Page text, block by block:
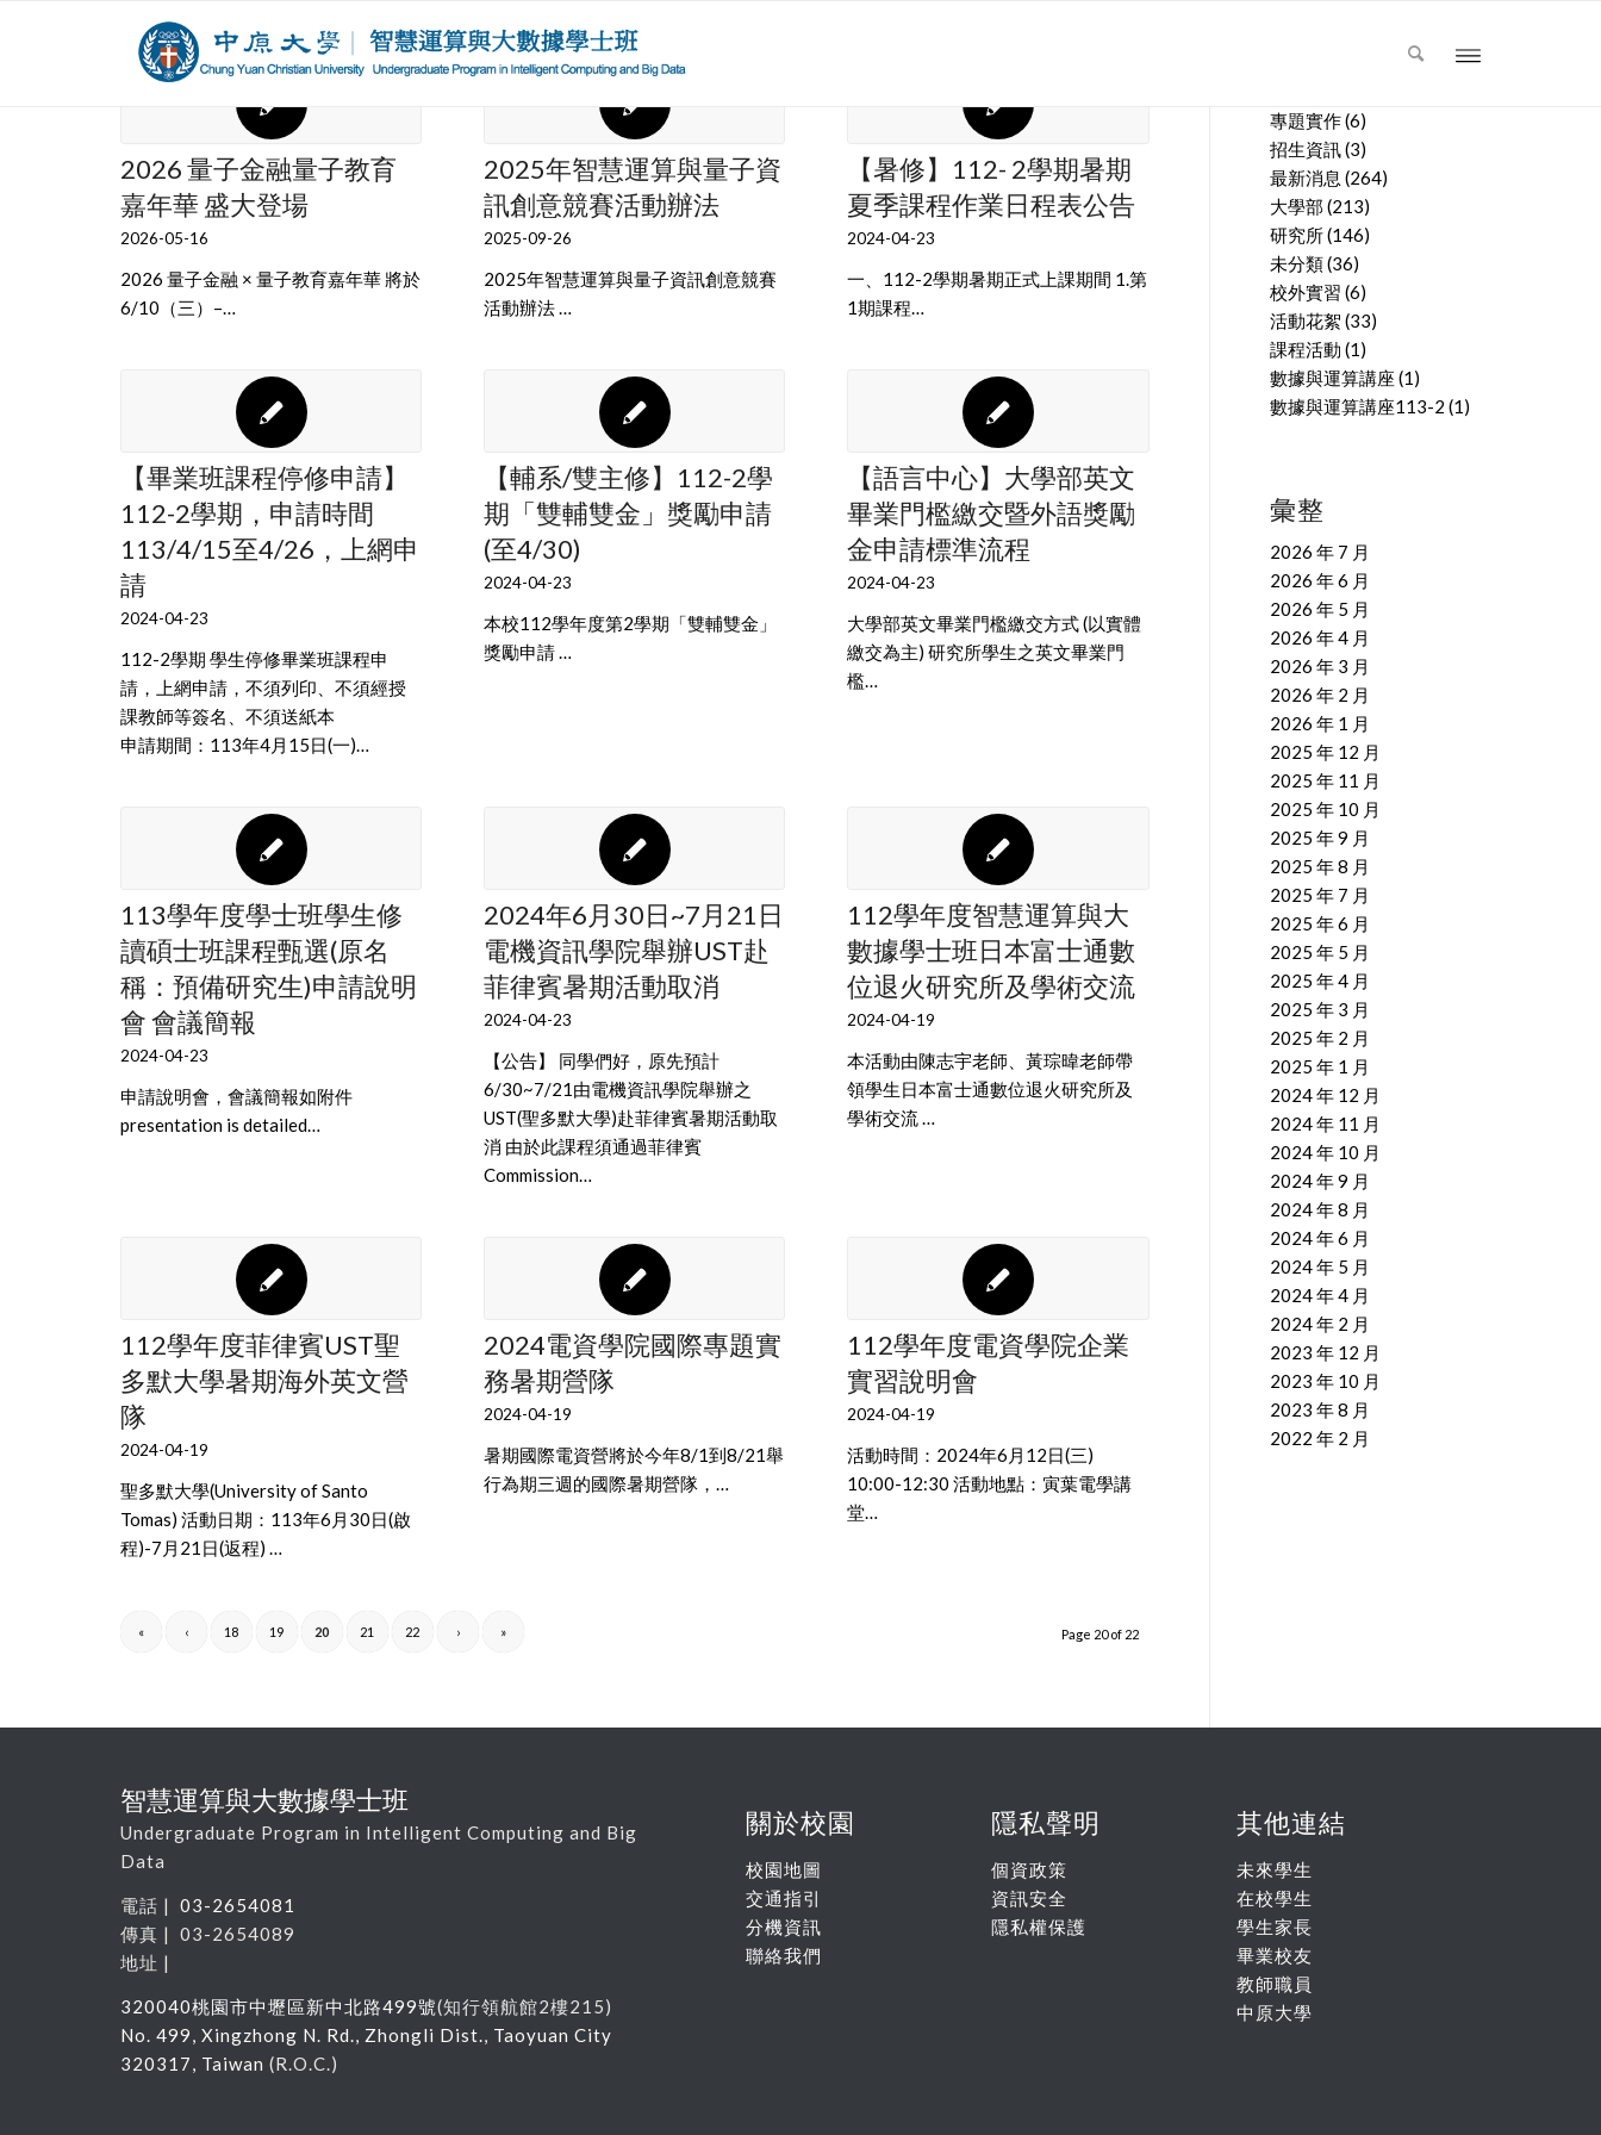
2026 量子金融量子教育
嘉年華 盛大登場
2026-05-16
2026 量子金融 × 量子教育嘉年華 將於
6/10（三）–…
2025年智慧運算與量子資
訊創意競賽活動辦法
2025-09-26
2025年智慧運算與量子資訊創意競賽
活動辦法 …
【暑修】112- 2學期暑期
夏季課程作業日程表公告
2024-04-23
一、112-2學期暑期正式上課期間 1.第
1期課程…
【畢業班課程停修申請】
112-2學期，申請時間
113/4/15至4/26，上網申
請
2024-04-23
112-2學期 學生停修畢業班課程申
請，上網申請，不須列印、不須經授
課教師等簽名、不須送紙本
申請期間：113年4月15日(一)…
【輔系/雙主修】112-2學
期「雙輔雙金」獎勵申請
(至4/30)
2024-04-23
本校112學年度第2學期「雙輔雙金」
獎勵申請 …
【語言中心】大學部英文
畢業門檻繳交暨外語獎勵
金申請標準流程
2024-04-23
大學部英文畢業門檻繳交方式 (以實體
繳交為主) 研究所學生之英文畢業門
檻…
113學年度學士班學生修
讀碩士班課程甄選(原名
稱：預備研究生)申請說明
會 會議簡報
2024-04-23
申請說明會，會議簡報如附件
presentation is detailed…
2024年6月30日~7月21日
電機資訊學院舉辦UST赴
菲律賓暑期活動取消
2024-04-23
【公告】 同學們好，原先預計
6/30~7/21由電機資訊學院舉辦之
UST(聖多默大學)赴菲律賓暑期活動取
消 由於此課程須通過菲律賓
Commission…
112學年度智慧運算與大
數據學士班日本富士通數
位退火研究所及學術交流
2024-04-19
本活動由陳志宇老師、黃琮暐老師帶
領學生日本富士通數位退火研究所及
學術交流 …
112學年度菲律賓UST聖
多默大學暑期海外英文營
隊
2024-04-19
聖多默大學(University of Santo
Tomas) 活動日期：113年6月30日(啟
程)-7月21日(返程) …
2024電資學院國際專題實
務暑期營隊
2024-04-19
暑期國際電資營將於今年8/1到8/21舉
行為期三週的國際暑期營隊，…
112學年度電資學院企業
實習說明會
2024-04-19
活動時間：2024年6月12日(三)
10:00-12:30 活動地點：寅葉電學講
堂…
Page 20 of 22
« ‹ 18 19 20 21 22 › »
專題實作(6)
招生資訊(3)
最新消息 (264)
大學部 (213)
研究所(146)
未分類(36)
校外實習 (6)
活動花絮 (33)
課程活動 (1)
數據與運算講座 (1)
數據與運算講座113-2 (1)
彙整
2026 年 7 月
2026 年 6 月
2026 年 5 月
2026 年 4 月
2026 年 3 月
2026 年 2 月
2026 年 1 月
2025 年 12 月
2025 年 11 月
2025 年 10 月
2025 年 9 月
2025 年 8 月
2025 年 7 月
2025 年 6 月
2025 年 5 月
2025 年 4 月
2025 年 3 月
2025 年 2 月
2025 年 1 月
2024 年 12 月
2024 年 11 月
2024 年 10 月
2024 年 9 月
2024 年 8 月
2024 年 6 月
2024 年 5 月
2024 年 4 月
2024 年 2 月
2023 年 12 月
2023 年 10 月
2023 年 8 月
2022 年 2 月
智慧運算與大數據學士班
Undergraduate Program in Intelligent Computing and Big
Data
電話 | 03-2654081
傳真 | 03-2654089
地址 |
320040桃園市中壢區新中北路499號(知行領航館2樓215)
No. 499, Xingzhong N. Rd., Zhongli Dist., Taoyuan City
320317, Taiwan (R.O.C.)
關於校園
校園地圖
交通指引
分機資訊
聯絡我們
隱私聲明
個資政策
資訊安全
隱私權保護
其他連結
未來學生
在校學生
學生家長
畢業校友
教師職員
中原大學